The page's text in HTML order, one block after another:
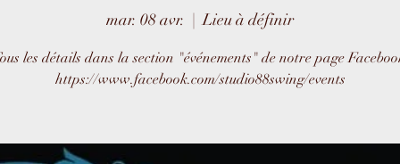
mar. 08 avr.
  |
Lieu à définir
les détails dans la section "événements" de notre page
https://www.facebook.com/studio88swing/events